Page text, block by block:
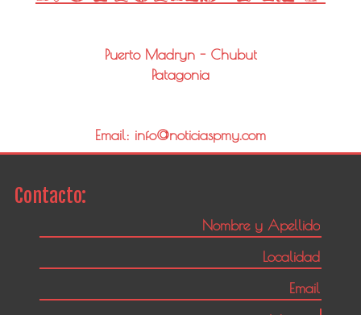
Puerto Madryn - Chubut
Patagonia
Email: info@noticiaspmy.com
Contacto: